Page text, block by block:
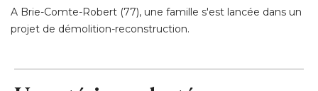
A Brie-Comte-Robert (77), une famille s'est lancée dans un
projet de démolition-reconstruction.